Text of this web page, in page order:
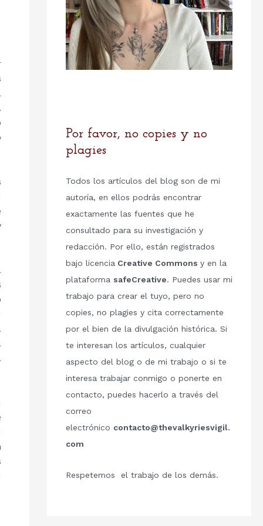
Por favor, no copies y no
plagies
Todos los artículos del blog son de mi
autoría, en ellos podrás encontrar
exactamente las fuentes que he
consultado para su investigación y
redacción. Por ello, están registrados
bajo licencia Creative Commons y en la
plataforma safeCreative. Puedes usar mi
trabajo para crear el tuyo, pero no
copies, no plagies y cita correctamente
por el bien de la divulgación histórica. Si
te interesan los artículos, cualquier
aspecto del blog o de mi trabajo o si te
interesa trabajar conmigo o ponerte en
contacto, puedes hacerlo a través del
correo
electrónico contacto@thevalkyriesvigil.
com
Respetemos el trabajo de los demás.